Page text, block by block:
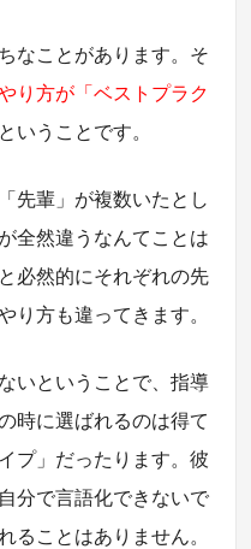
なことがあります。そ
り方が「ベストプラク
ということです。
先輩」が複数いたとし
全然違うなんてことは
必然的にそれぞれの先
り方も違ってきます。
いということで、指導
時に選ばれるのは得て
プ」だったります。彼
分で言語化できないで
ることはありません。